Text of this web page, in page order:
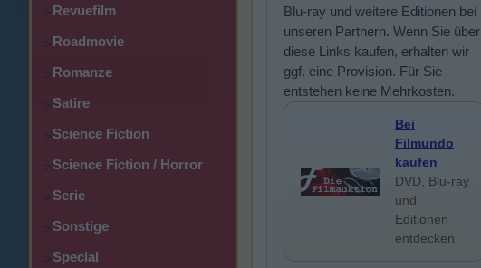
>Revuefilm
>Roadmovie
>Romanze
>Satire
>Science Fiction
>Science Fiction / Horror
>Serie
>Sonstige
>Special
Blu-ray und weitere Editionen bei
unseren Partnern. Wenn Sie über
diese Links kaufen, erhalten wir
ggf. eine Provision. Für Sie
entstehen keine Mehrkosten.
Bei
Filmundo
kaufen
DVD, Blu-ray
und
Editionen
entdecken